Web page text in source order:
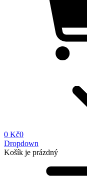
0 Kč0
Dropdown
Košík je prázdný